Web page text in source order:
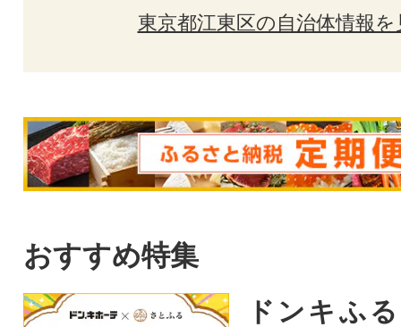
東京都江東区の自治体情報を
おすすめ特集
ドンキふ